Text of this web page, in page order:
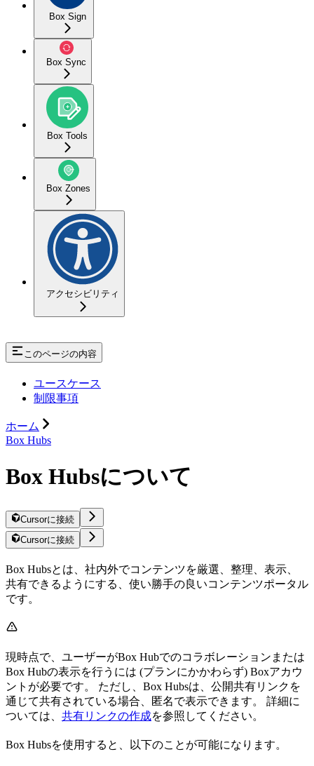
Box Sign
Box Sync
Box Tools
Box Zones
アクセシビリティ
このページの内容
ユースケース
制限事項
ホーム
Box Hubs
Box Hubsについて
Cursorに接続
Cursorに接続
Box Hubsとは、社内外でコンテンツを厳選、整理、表示、
共有できるようにする、使い勝手の良いコンテンツポータル
です。
現時点で、ユーザーがBox Hubでのコラボレーションまたは
Box Hubの表示を行うには (プランにかかわらず) Boxアカウ
ントが必要です。 ただし、Box Hubsは、公開共有リンクを
通じて共有されている場合、匿名で表示できます。 詳細に
ついては、 共有リンクの作成を参照してください。
Box Hubsを使用すると、以下のことが可能になります。